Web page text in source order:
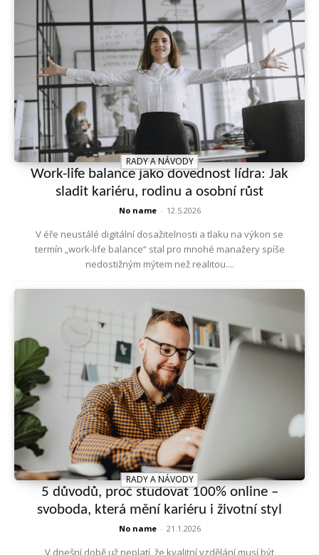
RADY A NÁVODY
Work-life balance jako dovednost lídra: Jak
sladit kariéru, rodinu a osobní růst
No name - 12.5.2026
V éře neustálé digitální dosažitelnosti a tlaku na výkon se
termín „work-life balance“ stal pro mnohé manažery spíše
nedostižným mýtem než realitou....
RADY A NÁVODY
5 důvodů, proč studovat 100% online –
svoboda, která mění kariéru i životní styl
No name - 21.1.2026